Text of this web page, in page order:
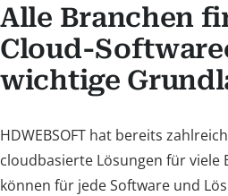
Alle Branchen
Cloud-
wichtige
HDWEBSOFT hat bereits
cloudbasierte Lösungen für viele
können für jede Software und